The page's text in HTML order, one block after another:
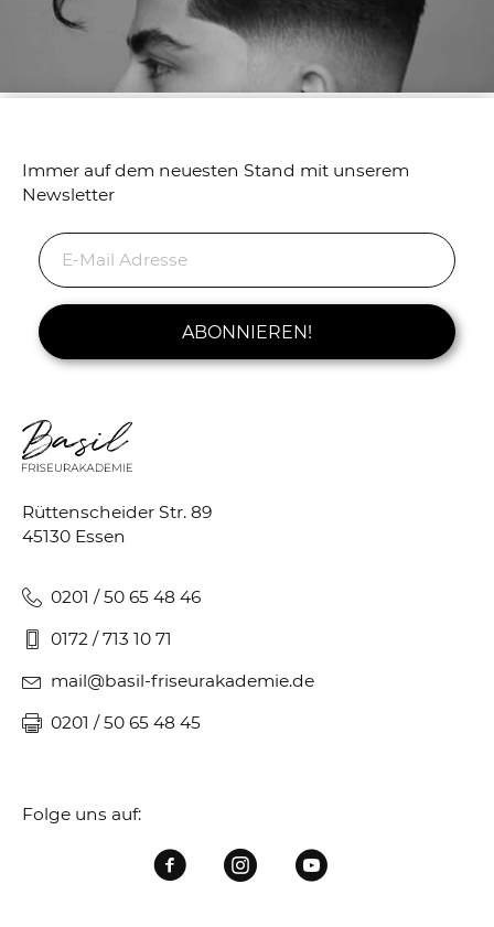
Immer auf dem neuesten Stand mit unserem
Newsletter
ABONNIEREN!
Rüttenscheider Str. 89
45130 Essen
0201 / 50 65 48 46
0172 / 713 10 71
mail@basil-friseurakademie.de
0201 / 50 65 48 45
Folge uns auf: